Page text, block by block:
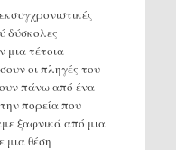
δύσκολες
μια τέτοια
οι πληγές του
πάνω από ένα
πορεία που
ξαφνικά από μια
μια θέση